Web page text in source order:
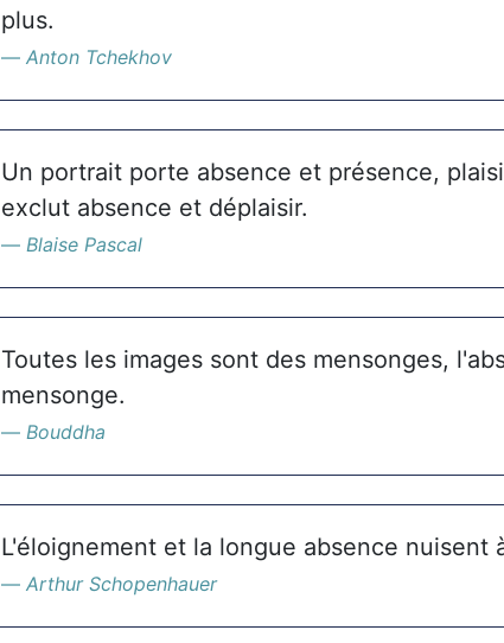
plus.
Anton Tchekhov
Un portrait porte absence et présence,
exclut absence et déplaisir.
Blaise Pascal
Toutes les images sont des mensonges,
mensonge.
Bouddha
L'éloignement et la longue absence nuisent
Arthur Schopenhauer